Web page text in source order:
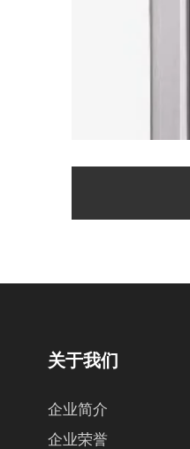
关于我们
企业简介
企业荣誉